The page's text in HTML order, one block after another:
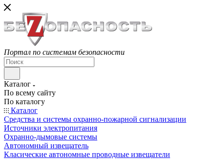
Портал по системам безопасности
Каталог
По всему сайту
По каталогу
Каталог
Средства и системы охранно-пожарной сигнализации
Источники электропитания
Охранно-дымовые системы
Автономный извещатель
Класические автономные проводные извещатели